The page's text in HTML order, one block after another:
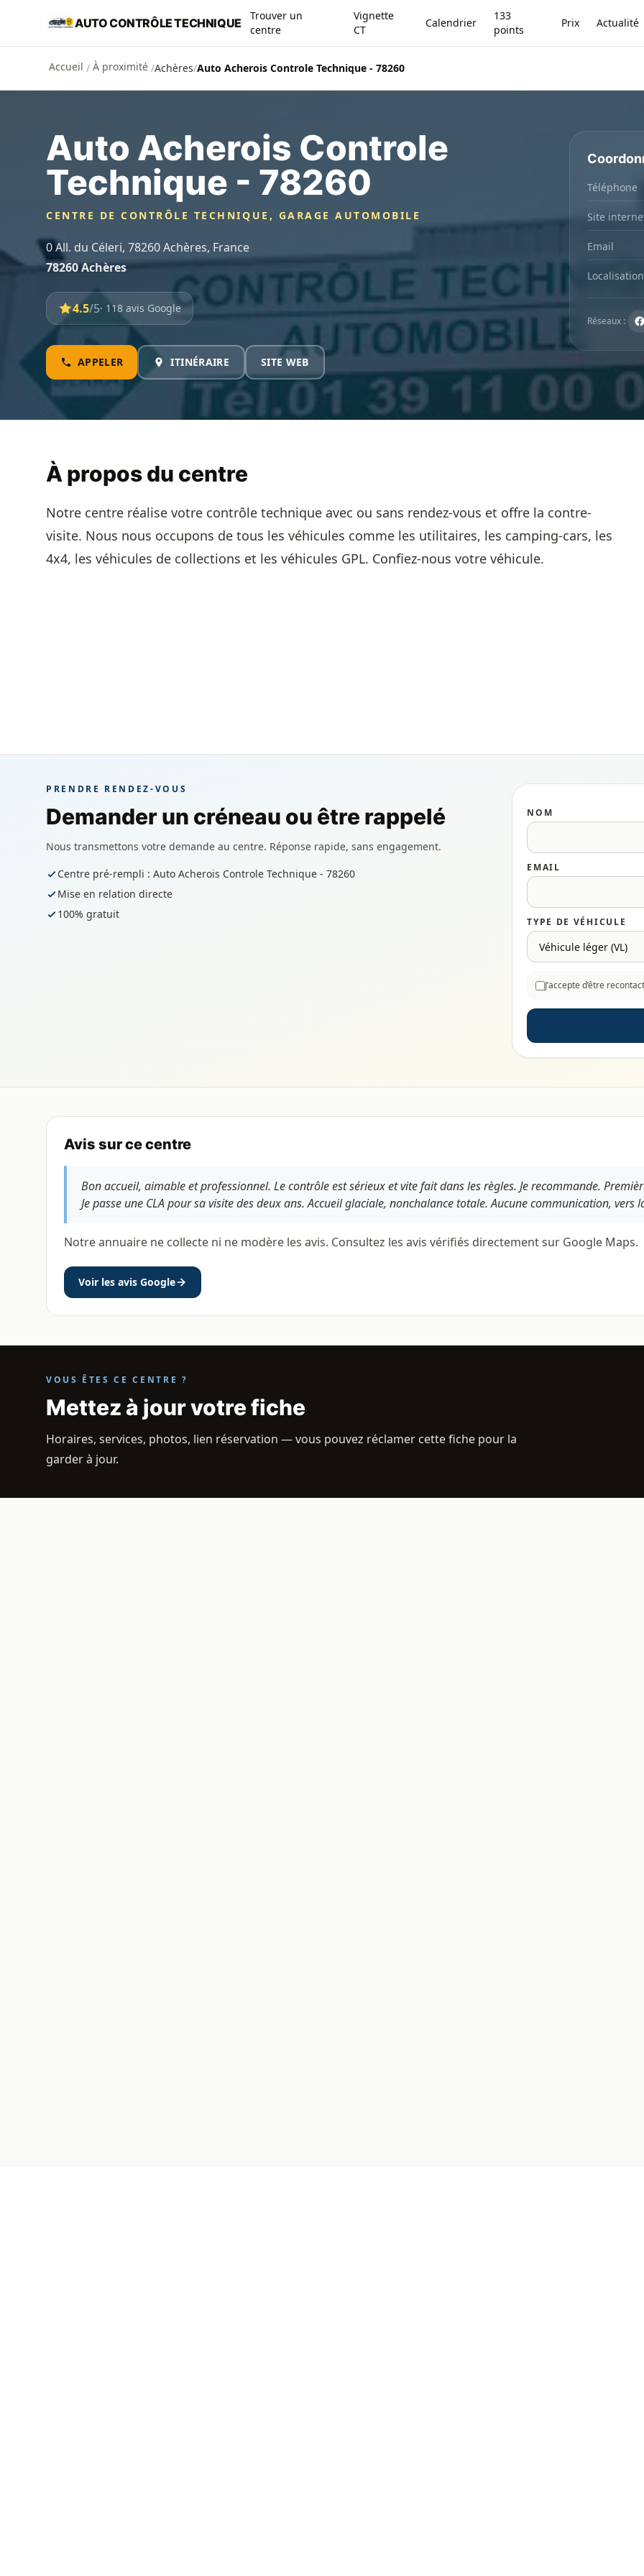
Aller au contenu principal
AUTO CONTRÔLE TECHNIQUE
Trouver un
centre
Vignette
CT
Calendrier
133
points
Prix Actualité
Accueil / À proximité /Achères/Auto Acherois Controle Technique - 78260
Auto Acherois Controle
Technique - 78260
CENTRE DE CONTRÔLE TECHNIQUE, GARAGE AUTOMOBILE
0 All. du Céleri, 78260 Achères, France
78260 Achères
4.5/5· 118 avis Google
APPELER ITINÉRAIRE SITE WEB
Téléphone
Site
Email
Localisation
Réseaux :
À propos du centre
Notre centre réalise votre contrôle technique avec ou sans rendez-vous et offre la contre-
visite. Nous nous occupons de tous les véhicules comme les utilitaires, les camping-cars, les
4x4, les véhicules de collections et les véhicules GPL. Confiez-nous votre véhicule.
PRENDRE RENDEZ-VOUS
Demander un créneau ou être rappelé
Nous transmettons votre demande au centre. Réponse rapide, sans engagement.
Centre pré-rempli : Auto Acherois Controle Technique - 78260
Mise en relation directe
100% gratuit
NOM
EMAIL
TYPE DE VÉHICULE
J’accepte d’être
Avis sur ce centre
Bon accueil, aimable et professionnel. Le contrôle est sérieux et vite fait dans les règles. Je recommande.
Je passe une CLA pour sa visite des deux ans. Accueil glaciale, nonchalance totale. Aucune communication, vers
Notre annuaire ne collecte ni ne modère les avis. Consultez les avis vérifiés directement sur Google Maps.
Voir les avis Google
VOUS ÊTES CE CENTRE ?
Mettez à jour votre fiche
Horaires, services, photos, lien réservation — vous pouvez réclamer cette fiche pour la
garder à jour.